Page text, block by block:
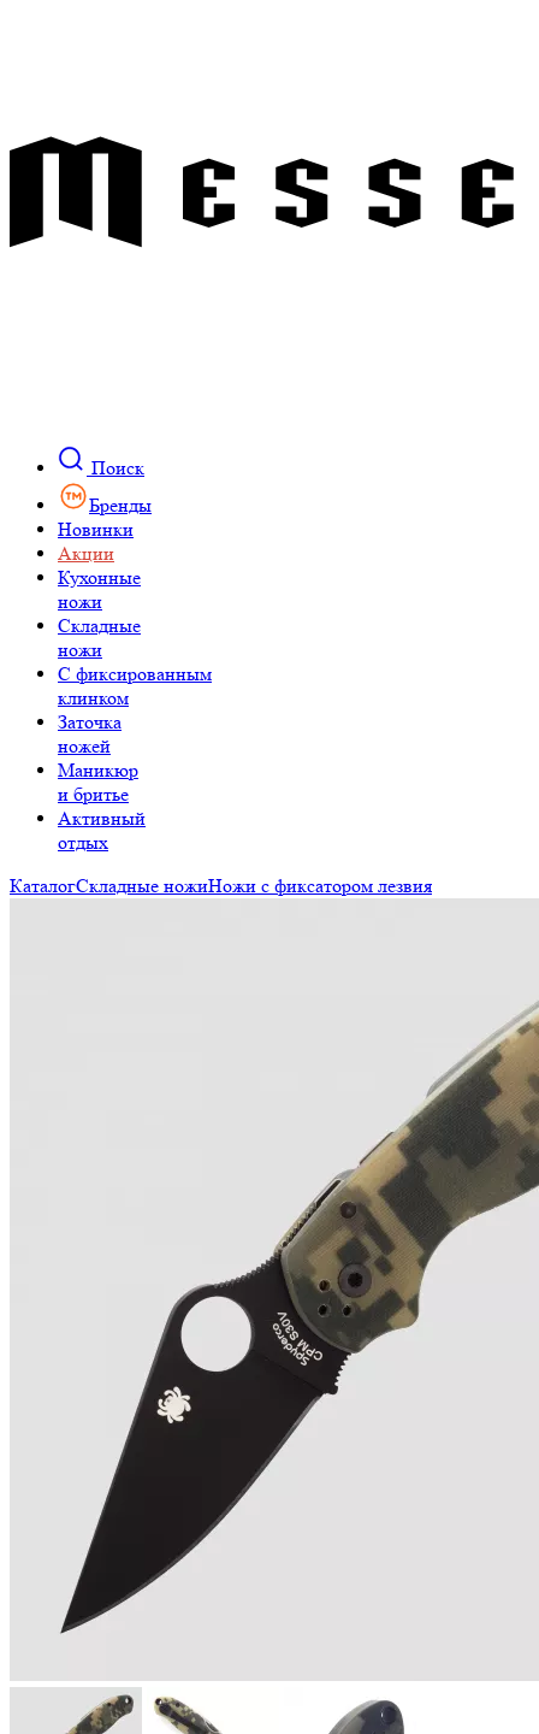
Поиск
Бренды
Новинки
Акции
Кухонные
ножи
Складные
ножи
C фиксированным
клинком
Заточка
ножей
Маникюр
и бритье
Активный
отдых
КаталогСкладные ножиНожи с фиксатором лезвия